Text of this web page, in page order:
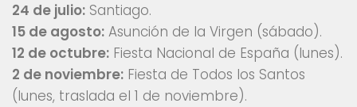
24 de julio: Santiago.
15 de agosto: Asunción de la Virgen (sábado).
12 de octubre: Fiesta Nacional de España (lunes).
2 de noviembre: Fiesta de Todos los Santos
(lunes, traslada el 1 de noviembre).